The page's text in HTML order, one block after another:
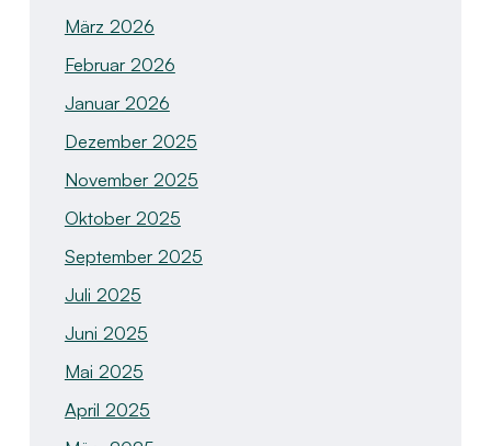
März 2026
Februar 2026
Januar 2026
Dezember 2025
November 2025
Oktober 2025
September 2025
Juli 2025
Juni 2025
Mai 2025
April 2025